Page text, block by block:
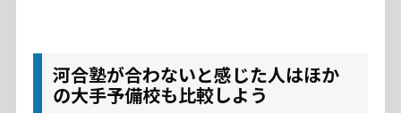
河合塾が合わないと感じた人はほか
の大手予備校も比較しよう